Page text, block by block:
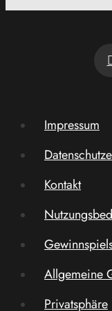
Impressum
Kontakt
Allgemeine
Privatsphäre